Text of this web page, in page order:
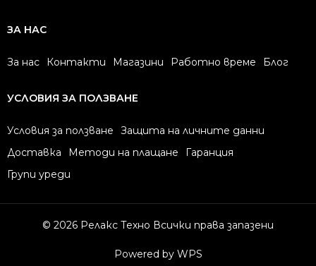
ЗА НАС
За нас Контакти Магазини Работно време Блог
УСЛОВИЯ ЗА ПОЛЗВАНЕ
Условия за ползване
Защита на личните данни
Доставка
Методи на плащане
Гаранция
Групи уреди
© 2026 Релакс Техно Всички права запазени
Powered by WPS